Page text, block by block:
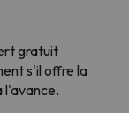
gratuit
s'il offre la
l'avance.